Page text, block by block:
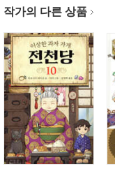
작가의 다른 상품